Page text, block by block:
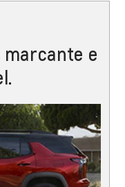
marcante e